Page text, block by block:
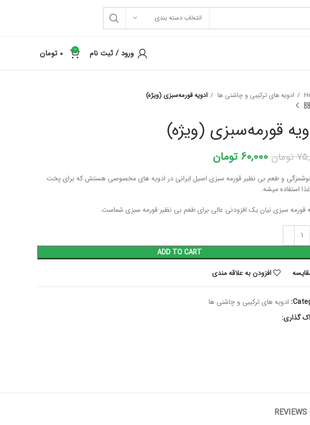
انتخاب دسته بندی
ورود / ثبت نام 0
0 تومان
ادویه های ترکیبی و چاشنی ها ادویه قورمه‌سبزی (ویژه)
قورمه‌سبزی (ویژه)
تومان 60,000 تومان
و طعم بی نظیر قورمه سبزی اصیل ایرانی در ادویه های مخصوصی هستش که برای پخت
استفاده میشه.
قورمه سبزی نیان یک افزودنی عالی برای طعم بی نظیر قورمه سبزی شماست.
ADD TO CART
افزودن به علاقه مندی
ادویه های ترکیبی و چاشنی ها
گذاری:
REVIEWS